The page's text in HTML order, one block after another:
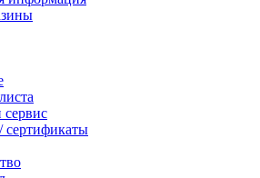
сервис
сертификаты